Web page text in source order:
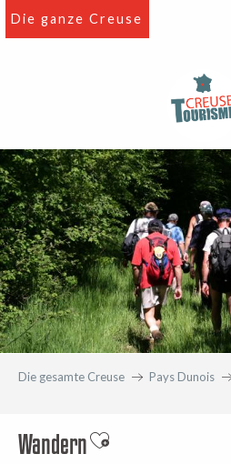
Aller
Die ganze Creuse
Die gesamte Creuse Pays Dunois
WandernAjouter aux favoris